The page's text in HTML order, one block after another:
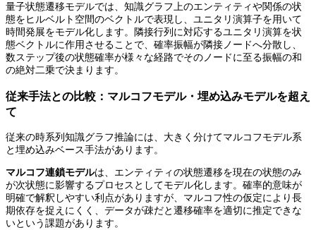
量子状態遷移モデルでは、知識グラフ上のエンティティや関係の状
態をヒルベルト空間のベクトルで表現し、ユニタリ演算子を用いて
時間発展をモデル化します。隣接行列に対応するユニタリ演算を状
態ベクトルに作用させることで、確率振幅が隣接ノードへ分散し、
数ステップ後の状態確率が様々な経路でそのノードに至る振幅の和
の絶対二乗で決まります。
従来手法との比較：マルコフモデル・埋め込みモデルを超え
て
従来の時系列知識グラフ推論には、大きく分けてマルコフモデル系
と埋め込みベース手法があります。
マルコフ連鎖モデルは、エンティティの状態遷移を現在の状態のみ
が次状態に影響するプロセスとしてモデル化します。確率的意味が
明確で解釈しやすい利点がありますが、マルコフ性の仮定により長
期依存を捉えにくく、データが疎だと遷移確率を適切に推定できな
いという課題があります。